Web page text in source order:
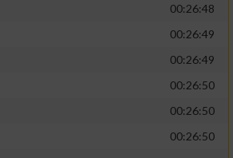
00:26:48
00:26:49
00:26:49
00:26:50
00:26:50
00:26:50